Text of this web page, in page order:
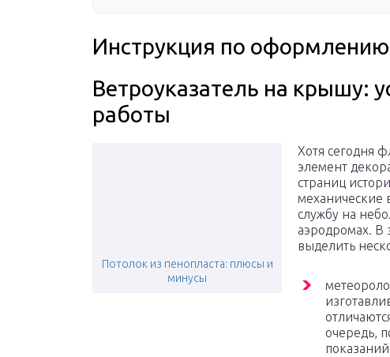
Инструкция по оформлению
Ветроуказатель на крышу:
работы
Потолок из пенопласта: плюсы и
минусы
Хотя сегодня
элемент
страниц
механические
службу на
аэродромах. В
выделить
очередь,